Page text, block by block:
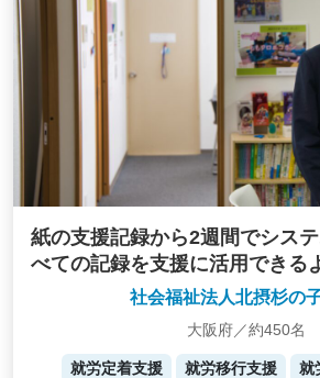
紙の支援記録から2週間でシス
べての記録を支援に活用できる
社会福祉法人北摂杉の
大阪府／約450名
就労定着支援 就労移行支援
就